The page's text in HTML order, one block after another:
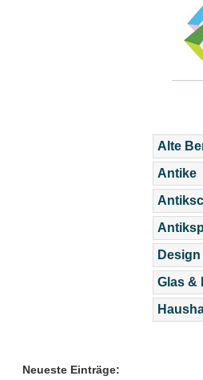
Alte
Antike
Design
Glas &
Neueste Einträge: